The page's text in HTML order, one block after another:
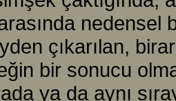
nedensel
çıkarılan,
bir sonucu
ya da aynı